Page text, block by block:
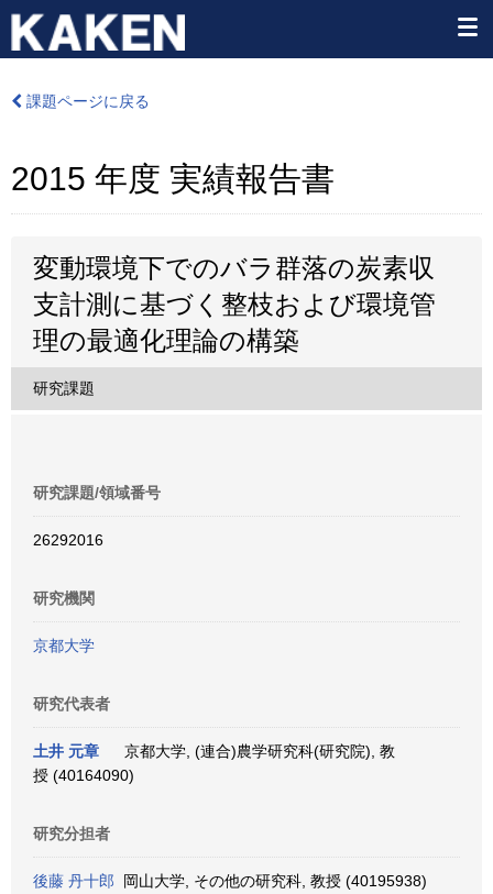
課題ページに戻る
2015 年度 実績報告書
変動環境下でのバラ群落の炭素収
支計測に基づく整枝および環境管
理の最適化理論の構築
研究課題
研究課題/領域番号
26292016
研究機関
京都大学
研究代表者
土井 元章
京都大学, (連合)農学研究科(研究院), 教
授 (40164090)
研究分担者
後藤 丹十郎 岡山大学, その他の研究科, 教授 (40195938)